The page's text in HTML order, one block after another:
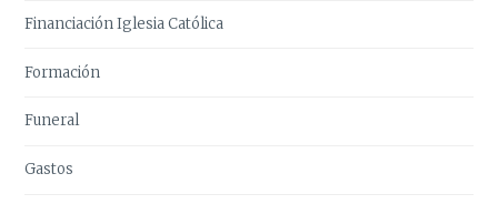
Financiación Iglesia Católica
Formación
Funeral
Gastos